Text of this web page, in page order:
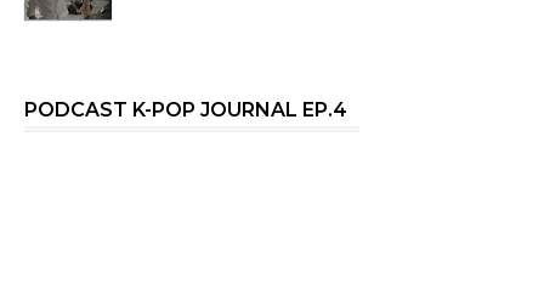
PODCAST K-POP JOURNAL EP.4